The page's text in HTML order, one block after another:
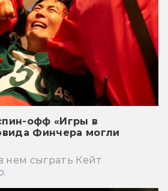
офф «Игры в
Финчера могли
нем сыграть Кейт